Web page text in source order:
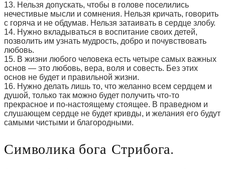
13. Нельзя допускать, чтобы в голове поселились
нечестивые мысли и сомнения. Нельзя кричать, говорить
с горяча и не обдумав. Нельзя затаивать в сердце злобу.
14. Нужно вкладываться в воспитание своих детей,
позволить им узнать мудрость, добро и почувствовать
любовь.
15. В жизни любого человека есть четыре самых важных
основ — это любовь, вера, воля и совесть. Без этих
основ не будет и правильной жизни.
16. Нужно делать лишь то, что желанно всем сердцем и
душой, только так можно будет получить что-то
прекрасное и по-настоящему стоящее. В праведном и
слушающем сердце не будет кривды, и желания его будут
самыми чистыми и благородными.
Символика бога Стрибога.